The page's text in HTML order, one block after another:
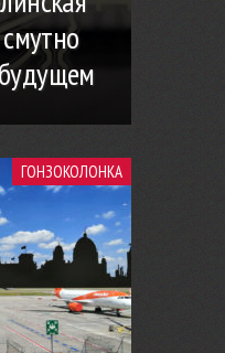
ГОНЗОКОЛОНКА